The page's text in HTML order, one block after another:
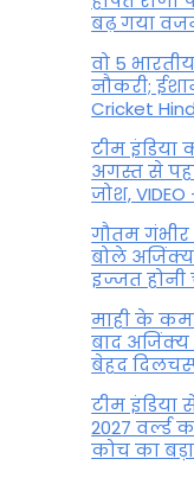
बढ़ गया
वो 5
नौकरी;
Cricket
टीम इंडिया
अगस्त से
जोश,
गौतम
बोले अजिंक्य
इज्जत होनी
माही के
बाद अजिंक्‍य
बेहद
टीम इंडिया
2027 वर्ल्ड
कोच का